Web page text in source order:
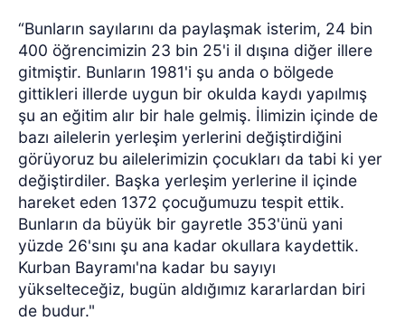
“Bunların sayılarını da paylaşmak isterim, 24 bin
400 öğrencimizin 23 bin 25'i il dışına diğer illere
gitmiştir. Bunların 1981'i şu anda o bölgede
gittikleri illerde uygun bir okulda kaydı yapılmış
şu an eğitim alır bir hale gelmiş. İlimizin içinde de
bazı ailelerin yerleşim yerlerini değiştirdiğini
görüyoruz bu ailelerimizin çocukları da tabi ki yer
değiştirdiler. Başka yerleşim yerlerine il içinde
hareket eden 1372 çocuğumuzu tespit ettik.
Bunların da büyük bir gayretle 353'ünü yani
yüzde 26'sını şu ana kadar okullara kaydettik.
Kurban Bayramı'na kadar bu sayıyı
yükselteceğiz, bugün aldığımız kararlardan biri
de budur."